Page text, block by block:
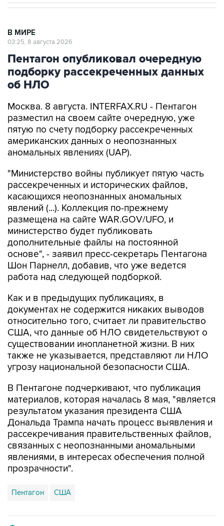
Пентагон опубликовал очередную
подборку рассекреченных данных
об НЛО
Москва. 8 августа. INTERFAX.RU - Пентагон
пятую по счету подборку рассекреченных
американских данных о неопознанных
аномальных явлениях (UAP).
"Министерство войны публикует пятую часть
касающихся неопознанных аномальных
явлений (...). Коллекция по-прежнему
размещена на сайте WAR.GOV/UFO, и
министерство будет публиковать
дополнительные файлы на постоянной
основе", - заявил пресс-секретарь Пентагона
Шон Парнелл, добавив, что уже ведется
работа над следующей подборкой.
Как и в предыдущих публикациях, в
относительно того, считает ли правительство
США, что данные об НЛО свидетельствуют о
существовании инопланетной жизни. В них
также не указывается, представляют ли НЛО
угрозу национальной безопасности США.
В Пентагоне подчеркивают, что публикация
результатом указания президента США
Дональда Трампа начать процесс выявления и
рассекречивания правительственных файлов,
связанных с неопознанными аномальными
явлениями, в интересах обеспечения полной
прозрачности".
Пентагон США